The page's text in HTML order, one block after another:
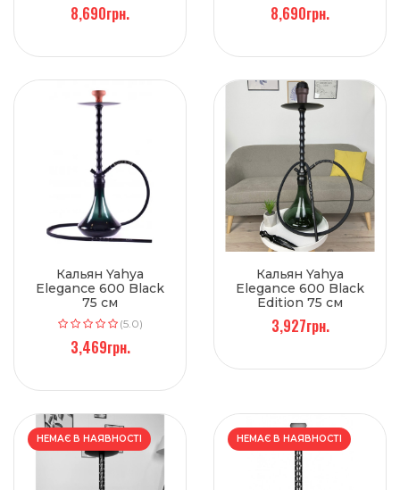
8,690грн. 8,690грн.
Кальян Yahya
Elegance 600 Black
75 см
(5.0)
3,469грн.
Кальян Yahya
Elegance 600 Black
Edition 75 см
3,927грн.
НЕМАЄ В НАЯВНОСТІ НЕМАЄ В НАЯВНОСТІ